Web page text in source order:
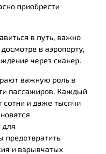
приобрести
в путь, важно
в аэропорту,
через сканер.
важную роль в
пассажиров. Каждый
сотни и даже тысячи
предотвратить
и взрывчатых